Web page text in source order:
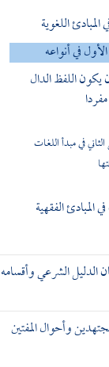
المبادئ اللغوية
في أنواعه
يكون اللفظ الدال
في مبدأ اللغات
المبادئ الفقهية
الدليل الشرعي وأقسامه
وأحوال المفتين